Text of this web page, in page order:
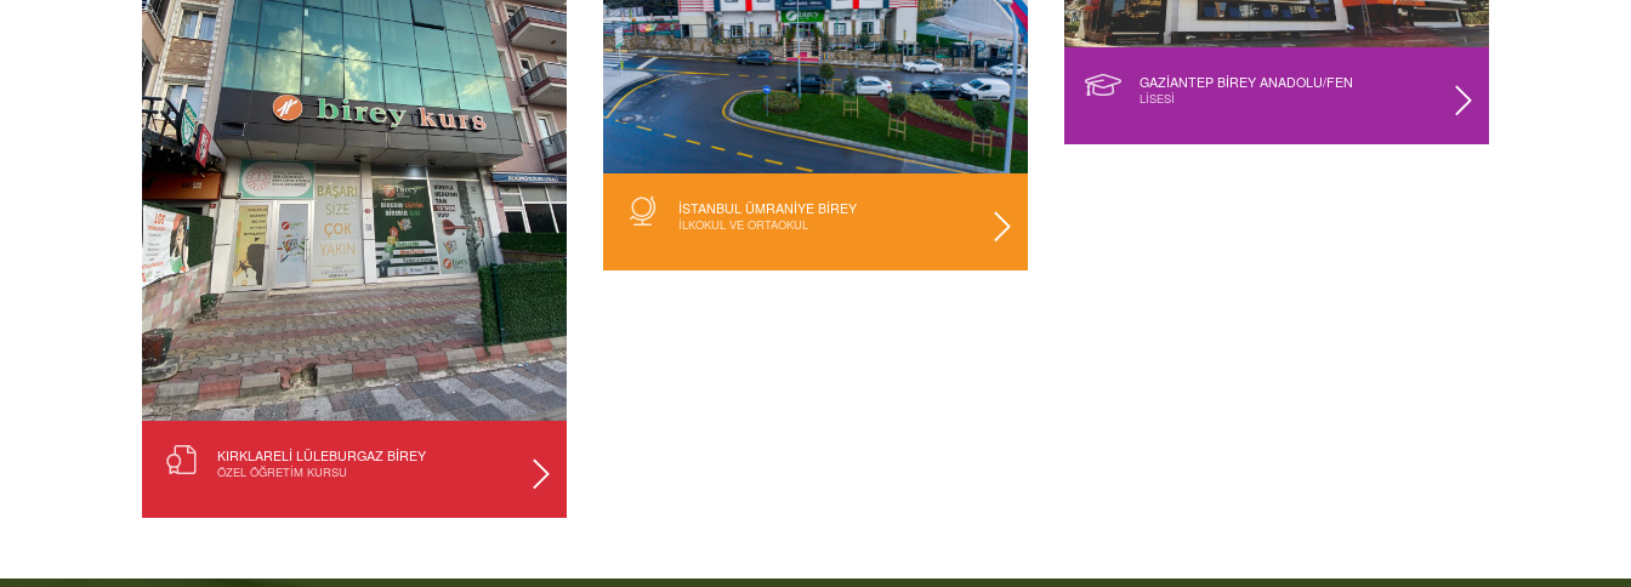
KIRKLARELİ LÜLEBURGAZ BİREY
ÖZEL ÖĞRETİM KURSU
İSTANBUL ÜMRANİYE BİREY
İLKOKUL VE ORTAOKUL
GAZİANTEP BİREY ANADOLU/FEN
LİSESİ